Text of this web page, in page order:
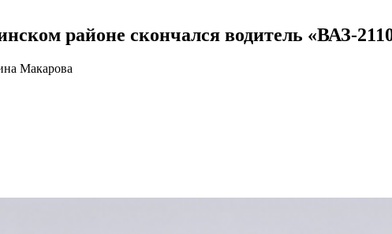
районе скончался водитель «ВАЗ-
Макарова